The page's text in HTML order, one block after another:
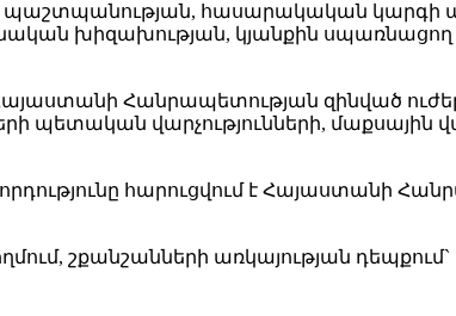
պաշտպանության, հասարակական
խիզախության, կյանքին
Հանրապետության զինված
վարչությունների, մաքսային
հարուցվում է Հայաստանի
շքանշանների առկայության